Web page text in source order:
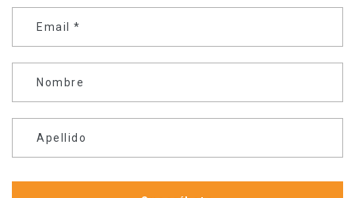
Email *
Nombre
Apellido